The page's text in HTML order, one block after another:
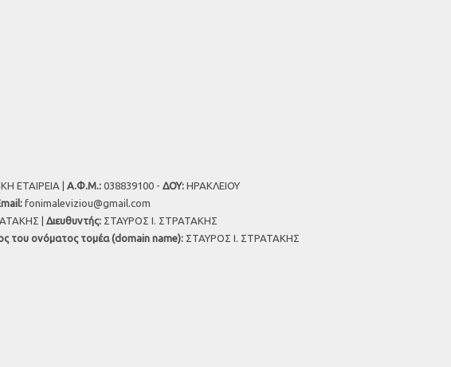
ΕΤΑΙΡΕΙΑ | Α.Φ.Μ.: 038839100 - ΔΟΥ: ΗΡΑΚΛΕΙΟΥ
fonimaleviziou@gmail.com
| Διευθυντής: ΣΤΑΥΡΟΣ Ι. ΣΤΡΑΤΑΚΗΣ
του ονόματος τομέα (domain name): ΣΤΑΥΡΟΣ Ι. ΣΤΡΑΤΑΚΗΣ